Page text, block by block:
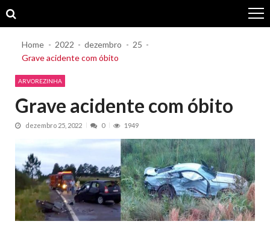
to
to
Home 2022 dezembro
25
Grave acidente com óbito
ARVOREZINHA
Grave acidente com óbito
dezembro 25, 2022 0 1949